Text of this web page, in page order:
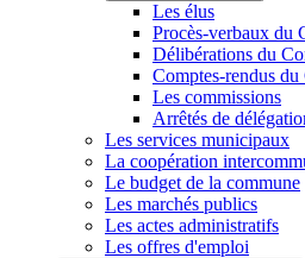
Les élus
Procès-verbaux du
Délibérations du
Comptes-rendus du
Les commissions
Arrêtés de
Les services municipaux
La coopération
Le budget de la commune
Les marchés publics
Les actes administratifs
Les offres d'emploi